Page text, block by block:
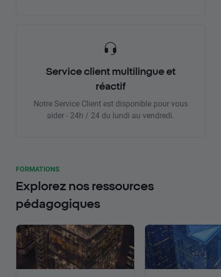
Service client multilingue et
réactif
Notre Service Client est disponible pour vous
aider - 24h / 24 du lundi au vendredi.
FORMATIONS
Explorez nos ressources
pédagogiques